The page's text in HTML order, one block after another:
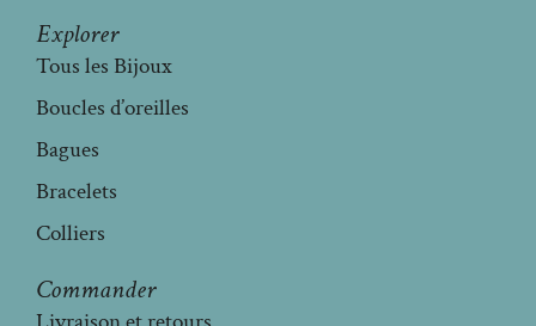
Explorer
Tous les Bijoux
Boucles d’oreilles
Bagues
Bracelets
Colliers
Commander